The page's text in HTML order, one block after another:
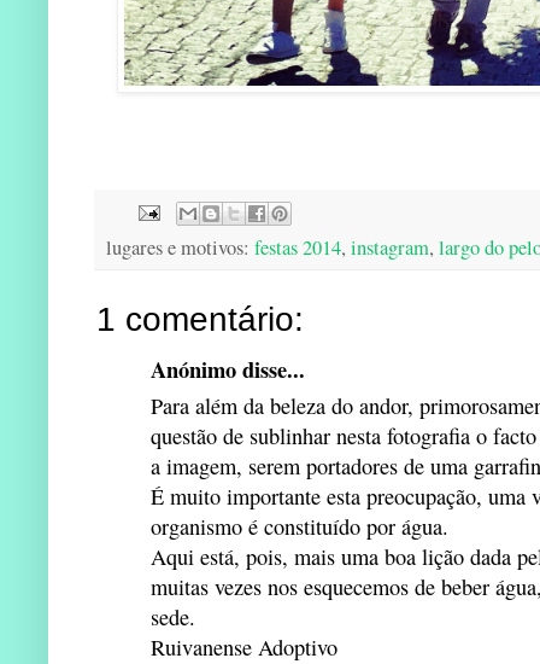
lugares e motivos: festas 2014, instagram, largo do
1 comentário:
Anónimo disse...
Para além da beleza do andor,
questão de sublinhar nesta fotografia o
a imagem, serem portadores de uma
É muito importante esta preocupação, uma
organismo é constituído por água.
Aqui está, pois, mais uma boa lição dada
muitas vezes nos esquecemos de beber
sede.
Ruivanense Adoptivo